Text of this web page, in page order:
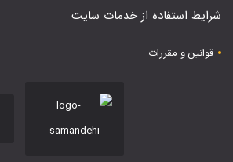
شرایط استفاده از خدمات سایت
قوانین و مقررات